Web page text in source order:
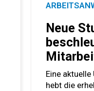
Neue
Eine
hebt die